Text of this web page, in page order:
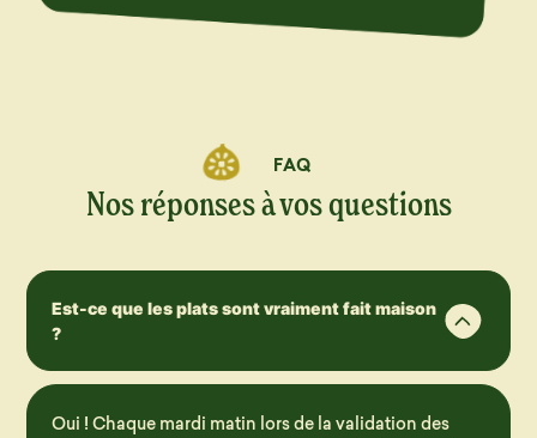
FAQ
Nos réponses à vos questions
Est-ce que les plats sont vraiment fait maison
?
Oui ! Chaque mardi matin lors de la validation des